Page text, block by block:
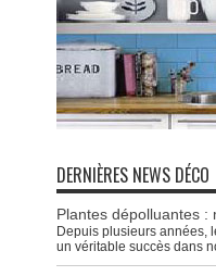
DERNIÈRES NEWS DÉCO
Plantes dépolluantes :
Depuis plusieurs années,
un véritable succès dans